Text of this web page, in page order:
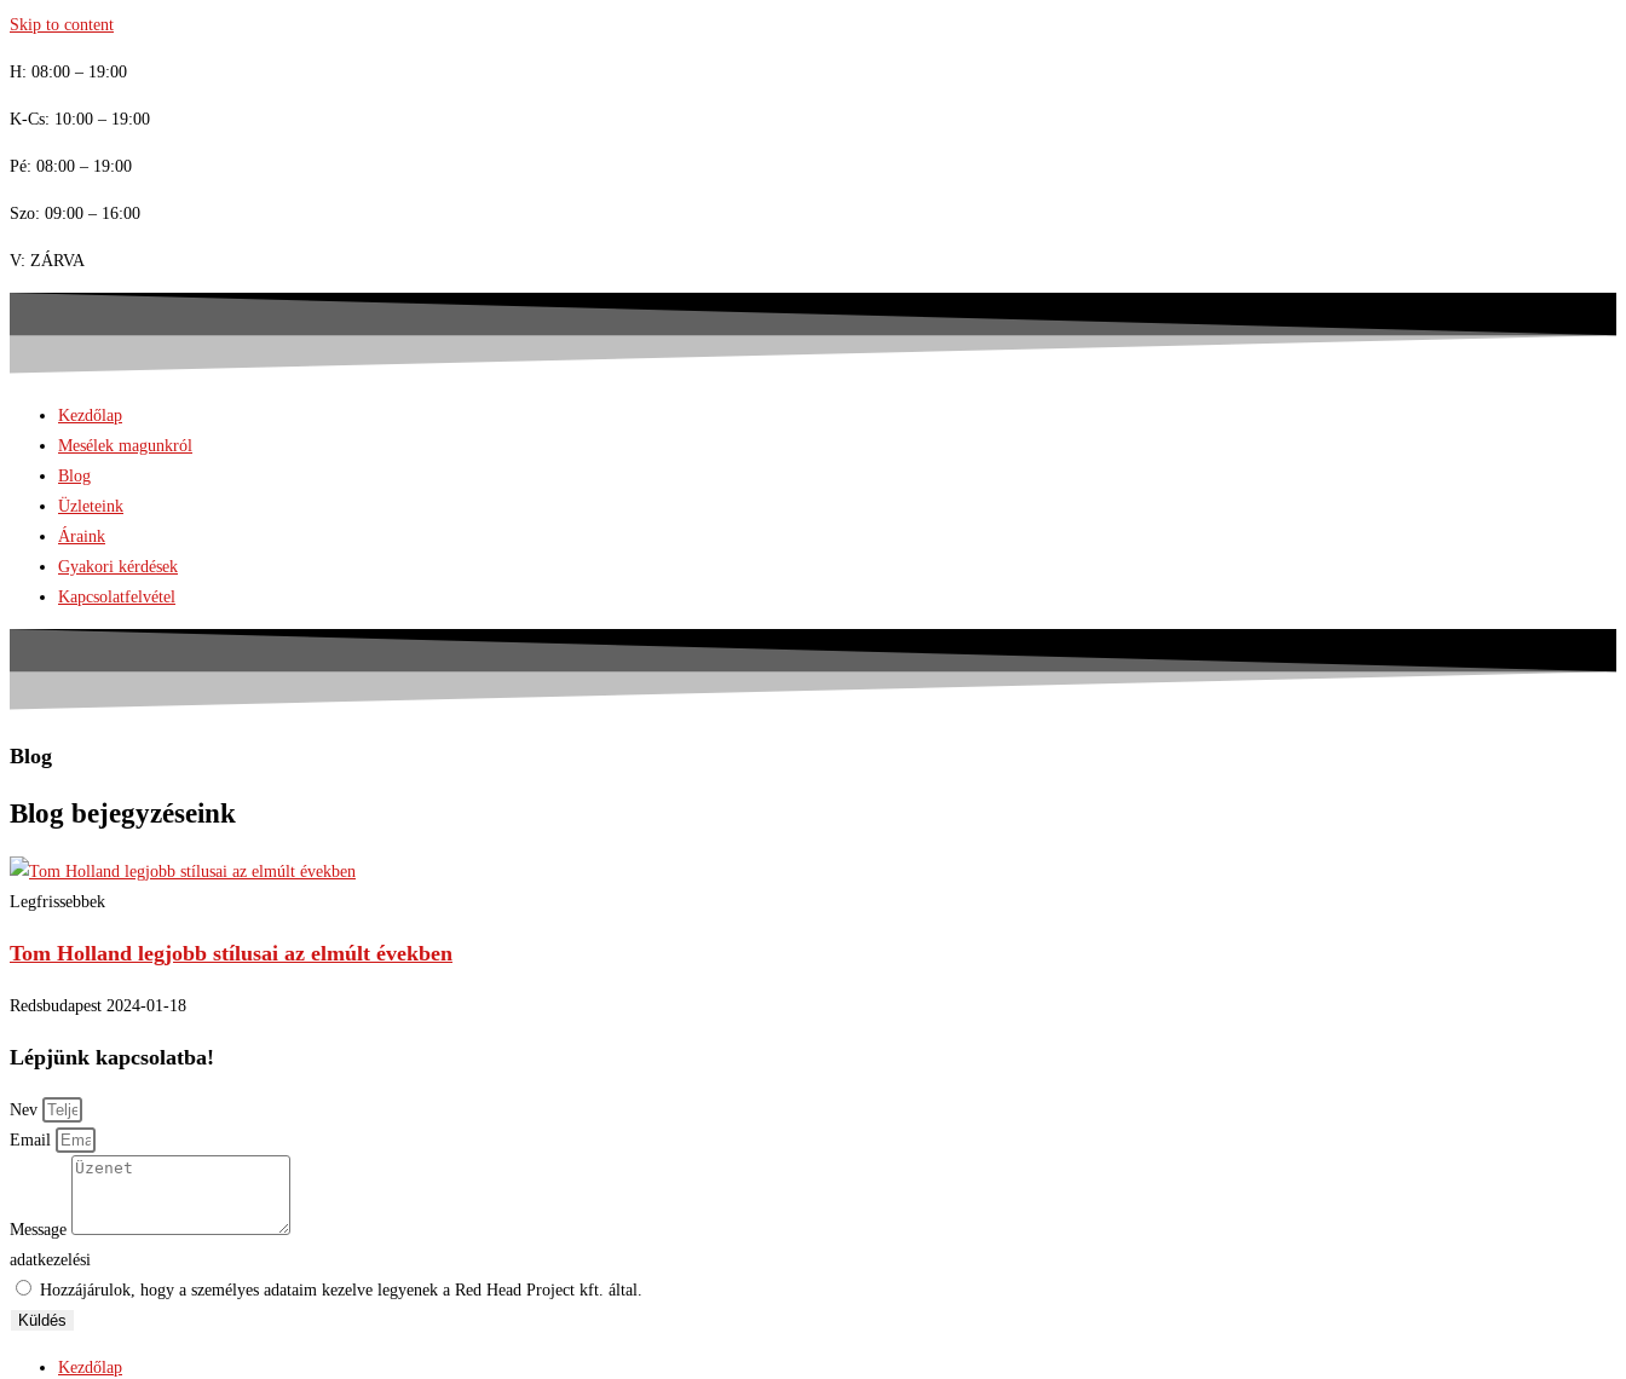
Skip to content
H: 08:00 – 19:00
K-Cs: 10:00 – 19:00
Pé: 08:00 – 19:00
Szo: 09:00 – 16:00
V: ZÁRVA
Kezdőlap
Mesélek magunkról
Blog
Üzleteink
Áraink
Gyakori kérdések
Kapcsolatfelvétel
Blog
Blog bejegyzéseink
Legfrissebbek
Tom Holland legjobb stílusai az elmúlt években
Redsbudapest 2024-01-18
Lépjünk kapcsolatba!
Nev
Email
Message
adatkezelési
Hozzájárulok, hogy a személyes adataim kezelve legyenek a Red Head Project kft. által.
Küldés
Kezdőlap